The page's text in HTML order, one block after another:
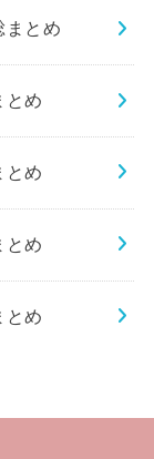
まとめ
とめ
とめ
とめ
とめ